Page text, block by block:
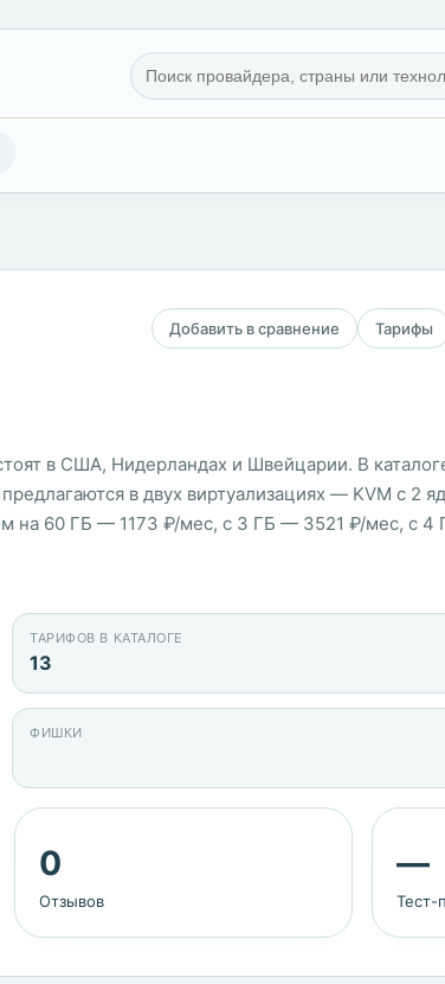
Добавить в сравнение Тарифы
в США, Нидерландах и Швейцарии. В
в двух виртуализациях — KVM с 2
на 60 ГБ — 1173 ₽/мес, с 3 ГБ — 3521 ₽/мес, с
ТАРИФОВ В КАТАЛОГЕ
13
ФИШКИ
0
Отзывов
—
Тест-